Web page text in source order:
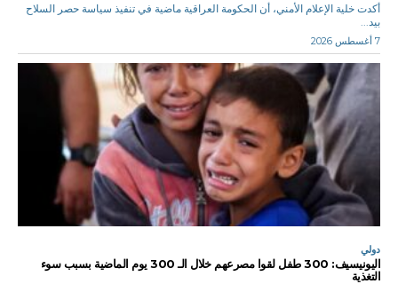
أكدت خلية الإعلام الأمني، أن الحكومة العراقية ماضية في تنفيذ سياسة حصر السلاح
بيد...
7 أغسطس 2026
دولي
اليونيسيف: 300 طفل لقوا مصرعهم خلال الـ 300 يوم الماضية بسبب سوء
التغذية